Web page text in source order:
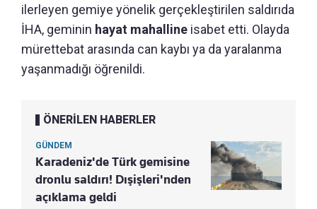
ilerleyen gemiye yönelik gerçekleştirilen saldırıda
İHA, geminin hayat mahalline isabet etti. Olayda
mürettebat arasında can kaybı ya da yaralanma
yaşanmadığı öğrenildi.
ÖNERİLEN HABERLER
GÜNDEM
Karadeniz'de Türk gemisine
dronlu saldırı! Dışişleri'nden
açıklama geldi